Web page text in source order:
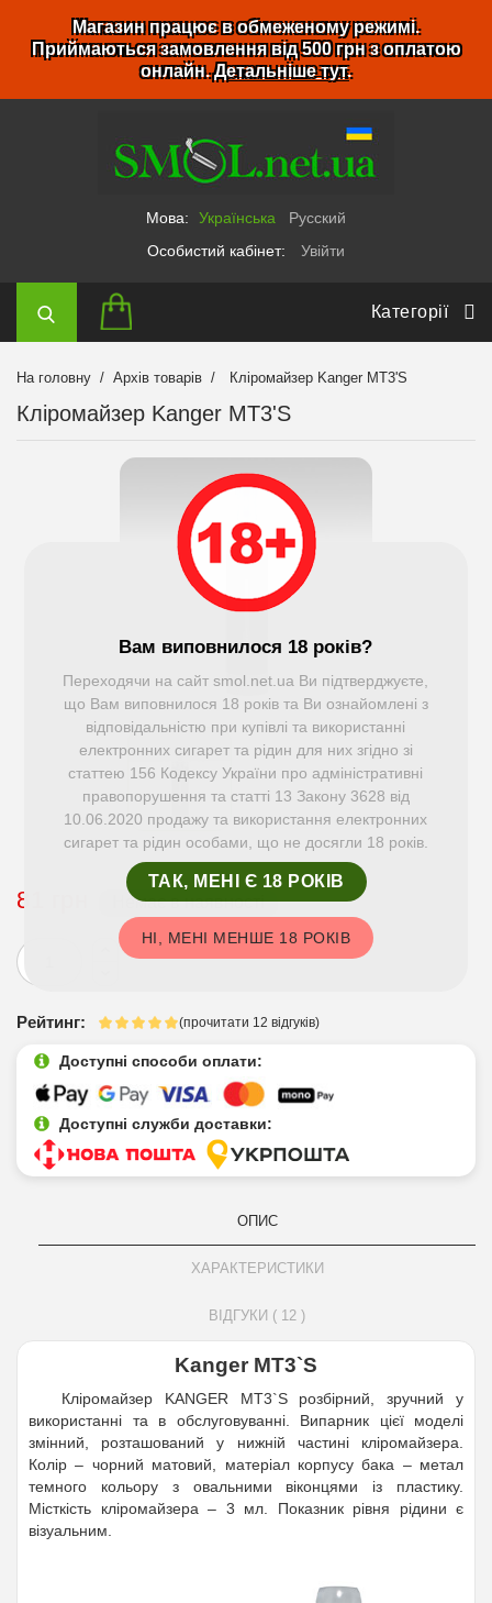
Магазин працює в обмеженому режимі.
Приймаються замовлення від 500 грн з оплатою
онлайн.Детальніше тут.
Мова: Українська
Русский
Особистий кабінет:
Увійти
Категорії
На головну Архів товарів Кліромайзер Kanger MT3'S
Кліромайзер Kanger MT3'S
81 грн Немає в наявності
Рейтинг: (прочитати 12 відгуків)
Доступні способи оплати:
Доступні служби доставки:
ОПИС
ХАРАКТЕРИСТИКИ
ВІДГУКИ ( 12 )
Kanger МT3`S
Кліромайзер KANGER МT3`S розбірний, зручний у
використанні та в обслуговуванні. Випарник цієї моделі
змінний, розташований у нижній частині кліромайзера.
Колір – чорний матовий, матеріал корпусу бака – метал
темного кольору з овальними віконцями із пластику.
Місткість кліромайзера – 3 мл. Показник рівня рідини є
візуальним.
Вам виповнилося 18 років?
Переходячи на сайт smol.net.ua Ви підтверджуєте,
що Вам виповнилося 18 років та Ви ознайомлені з
відповідальністю при купівлі та використанні
електронних сигарет та рідин для них згідно зі
статтею 156 Кодексу України про адміністративні
правопорушення та статті 13 Закону 3628 від
10.06.2020 продажу та використання електронних
сигарет та рідин особами, що не досягли 18 років.
ТАК, МЕНІ Є 18 РОКІВ
НІ, МЕНІ МЕНШЕ 18 РОКІВ